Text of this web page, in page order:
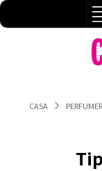
CASA